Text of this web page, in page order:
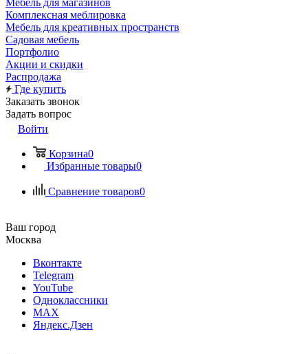
Мебель для магазинов
Комплексная меблировка
Мебель для креативных пространств
Садовая мебель
Портфолио
Акции и скидки
Распродажа
Где купить
Заказать звонок
Задать вопрос
Войти
Корзина0
Избранные товары0
Сравнение товаров0
Ваш город
Москва
Вконтакте
Telegram
YouTube
Одноклассники
MAX
Яндекс.Дзен